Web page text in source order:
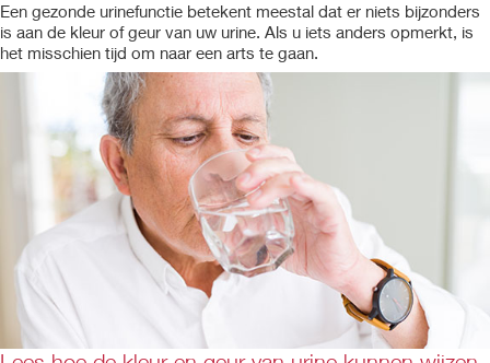
Een gezonde urinefunctie betekent meestal dat er niets bijzonders
is aan de kleur of geur van uw urine. Als u iets anders opmerkt, is
het misschien tijd om naar een arts te gaan.